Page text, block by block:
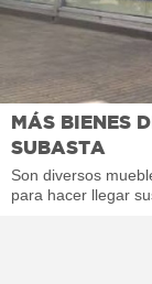
MÁS BIENES
SUBASTA
Son diversos
para hacer llegar